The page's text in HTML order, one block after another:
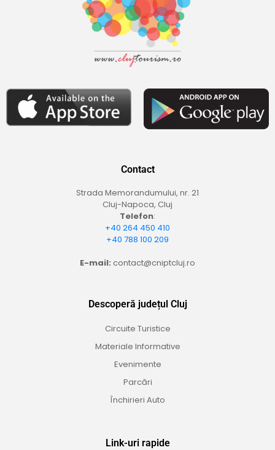
Contact
Strada Memorandumului, nr. 21
Cluj-Napoca, Cluj
Telefon:
+40 264 450 410
+40 788 100 209
E-mail: contact@cniptcluj.ro
Descoperă județul Cluj
Circuite Turistice
Materiale Informative
Evenimente
Parcări
Închirieri Auto
Link-uri rapide